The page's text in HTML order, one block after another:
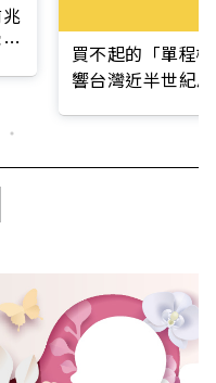
買不起的「單程
響台灣近半世紀